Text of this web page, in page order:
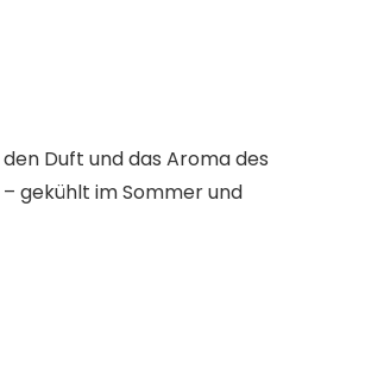
Duft und das Aroma des
gekühlt im Sommer und